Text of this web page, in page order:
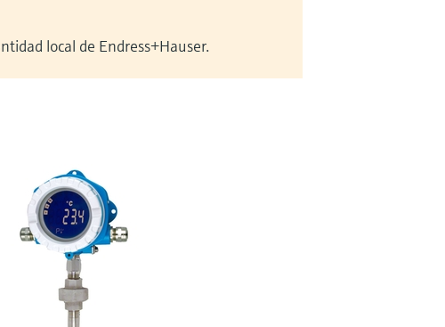
local de Endress+Hauser.